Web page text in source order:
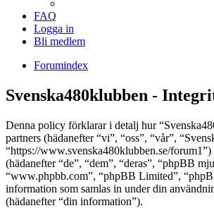
FAQ
Logga in
Bli medlem
Forumindex
Svenska480klubben -
Denna policy förklarar i detalj hur
partners (hädanefter “vi”, “oss”, “vår”,
“https://www.svenska480klubben.se/
(hädanefter “de”, “dem”, “deras”, “phpBB
“www.phpbb.com”, “phpBB Limited”,
information som samlas in under din
(hädanefter “din information”).